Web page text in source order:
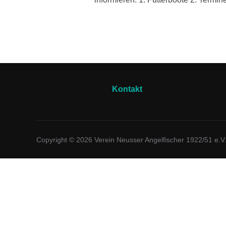
Kontakt
Copyright © 2026 Verein Neusser Angelfischer 1922/51 e.V.